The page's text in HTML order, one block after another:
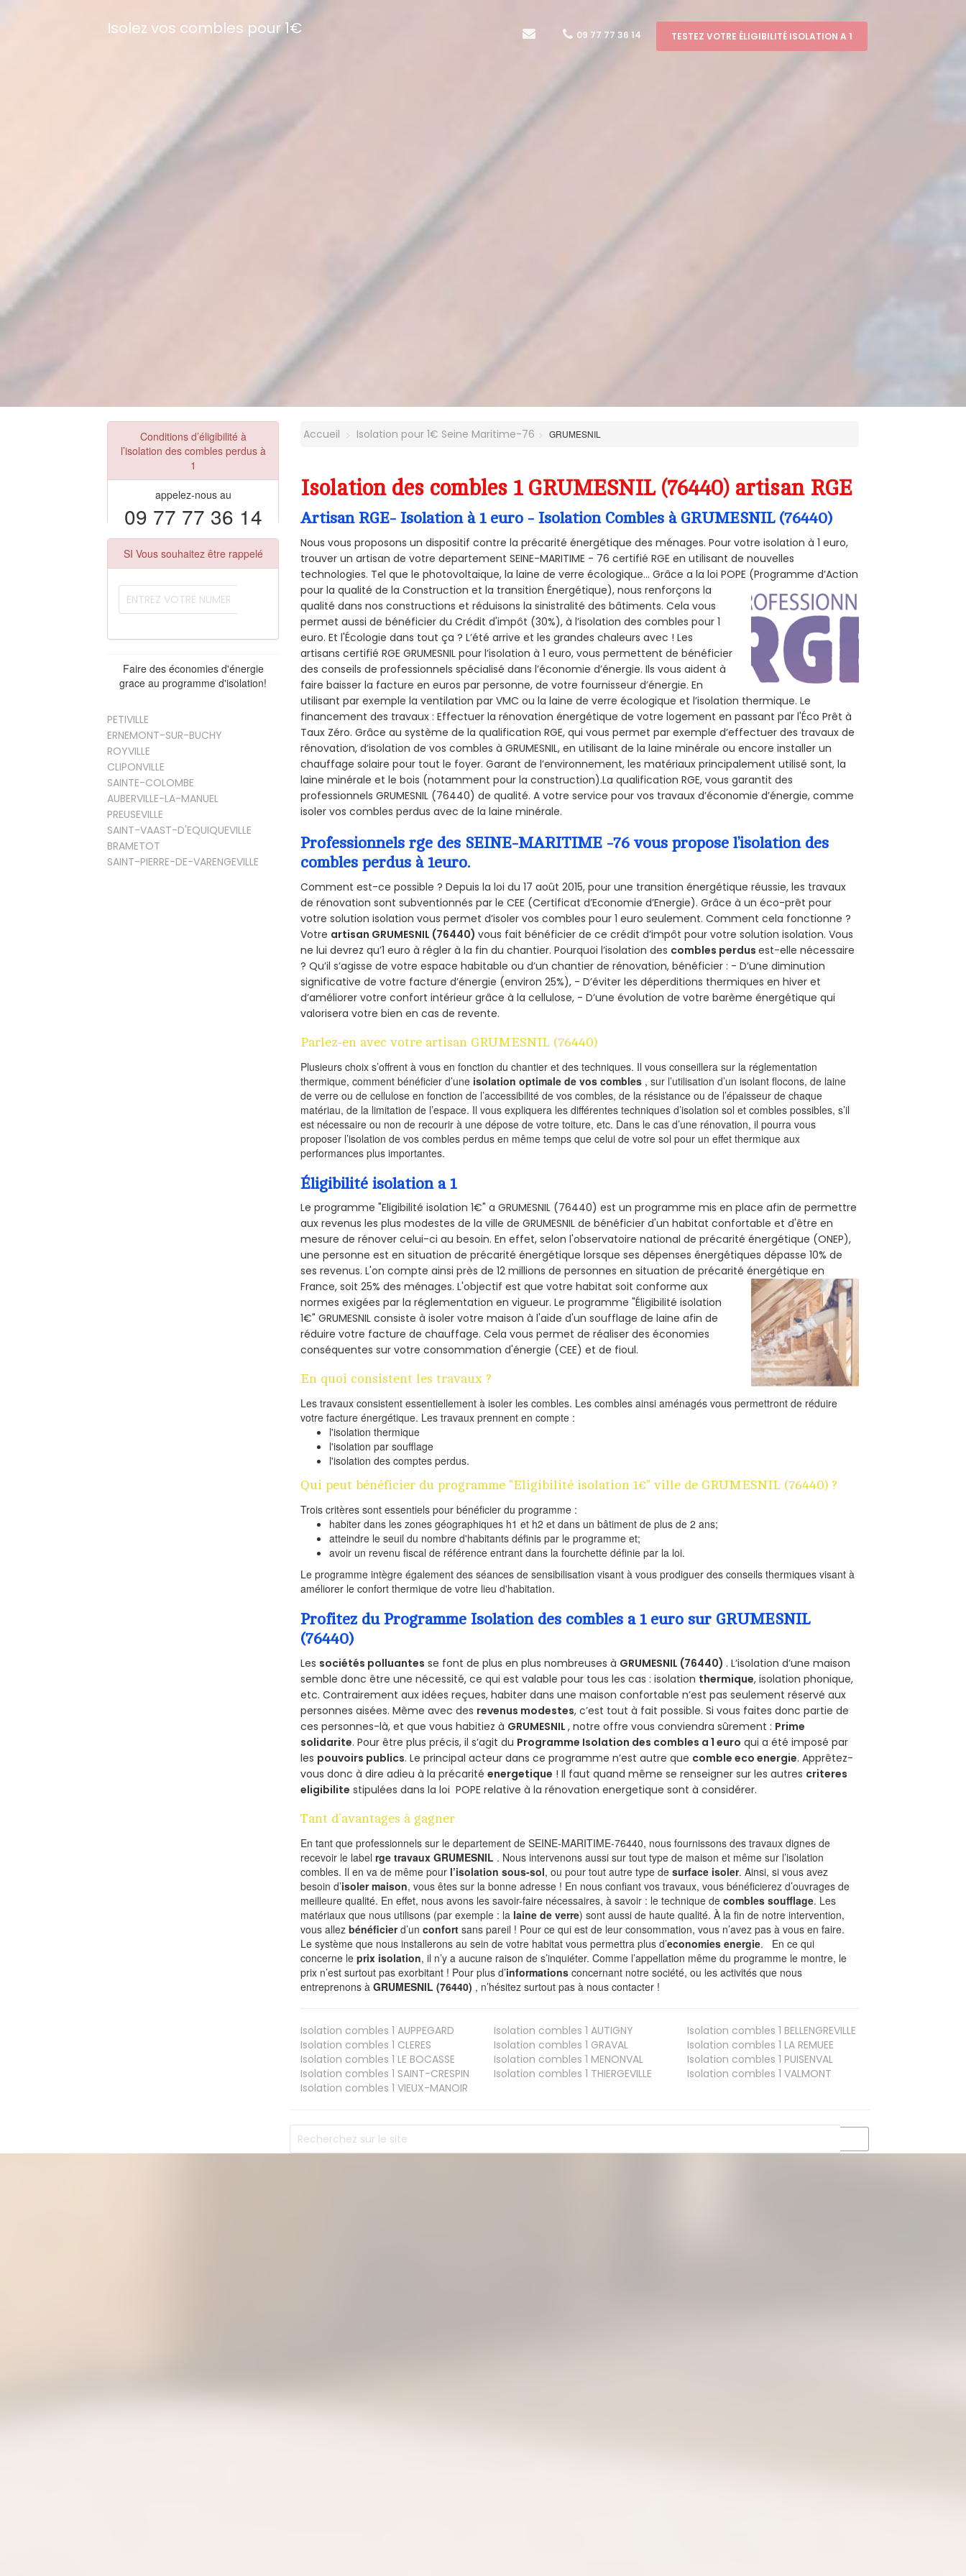
Isolez vos combles pour 1€ 09 77 77 36 14 TESTEZ VOTRE ÉLIGIBILITÉ ISOLATION A 1
Conditions d’éligibilité à
l’isolation des combles perdus à
1
appelez-nous au
09 77 77 36 14
SI Vous souhaitez être rappelé
Faire des économies d'énergie
grace au programme d'isolation!
PETIVILLE
ERNEMONT-SUR-BUCHY
ROYVILLE
CLIPONVILLE
SAINTE-COLOMBE
AUBERVILLE-LA-MANUEL
PREUSEVILLE
SAINT-VAAST-D'EQUIQUEVILLE
BRAMETOT
SAINT-PIERRE-DE-VARENGEVILLE
Accueil Isolation pour 1€ Seine Maritime-76 GRUMESNIL
Isolation des combles 1 GRUMESNIL (76440) artisan RGE
Artisan RGE- Isolation à 1 euro - Isolation Combles à GRUMESNIL (76440)
Nous vous proposons un dispositif contre la précarité énergétique des ménages. Pour votre isolation à 1 euro,
trouver un artisan de votre departement SEINE-MARITIME - 76 certifié RGE en utilisant de nouvelles
technologies. Tel que le photovoltaïque, la laine de verre écologique... Grâce a la loi POPE (Programme d’Action
pour la qualité de la Construction et la transition Énergétique), nous renforçons la
qualité dans nos constructions et réduisons la sinistralité des bâtiments. Cela vous
permet aussi de bénéficier du Crédit d'impôt (30%), à l’isolation des combles pour 1
euro. Et l'Écologie dans tout ça ? L’été arrive et les grandes chaleurs avec ! Les
artisans certifié RGE GRUMESNIL pour l’isolation à 1 euro, vous permettent de bénéficier
des conseils de professionnels spécialisé dans l’économie d’énergie. Ils vous aident à
faire baisser la facture en euros par personne, de votre fournisseur d’énergie. En
utilisant par exemple la ventilation par VMC ou la laine de verre écologique et l’isolation thermique. Le
financement des travaux : Effectuer la rénovation énergétique de votre logement en passant par l'Éco Prêt à
Taux Zéro. Grâce au système de la qualification RGE, qui vous permet par exemple d’effectuer des travaux de
rénovation, d’isolation de vos combles à GRUMESNIL, en utilisant de la laine minérale ou encore installer un
chauffage solaire pour tout le foyer. Garant de l’environnement, les matériaux principalement utilisé sont, la
laine minérale et le bois (notamment pour la construction).La qualification RGE, vous garantit des
professionnels GRUMESNIL (76440) de qualité. A votre service pour vos travaux d’économie d’énergie, comme
isoler vos combles perdus avec de la laine minérale.
Professionnels rge des SEINE-MARITIME -76 vous propose l’isolation des
combles perdus à 1euro.
Comment est-ce possible ? Depuis la loi du 17 août 2015, pour une transition énergétique réussie, les travaux
de rénovation sont subventionnés par le CEE (Certificat d’Economie d’Energie). Grâce à un éco-prêt pour
votre solution isolation vous permet d’isoler vos combles pour 1 euro seulement. Comment cela fonctionne ?
Votre artisan GRUMESNIL (76440)vous fait bénéficier de ce crédit d’impôt pour votre solution isolation. Vous
ne lui devrez qu’1 euro à régler à la fin du chantier. Pourquoi l’isolation des combles perdusest-elle nécessaire
? Qu’il s’agisse de votre espace habitable ou d’un chantier de rénovation, bénéficier : - D’une diminution
significative de votre facture d’énergie (environ 25%), - D’éviter les déperditions thermiques en hiver et
d’améliorer votre confort intérieur grâce à la cellulose, - D’une évolution de votre barème énergétique qui
valorisera votre bien en cas de revente.
Parlez-en avec votre artisan GRUMESNIL (76440)
Plusieurs choix s’offrent à vous en fonction du chantier et des techniques. Il vous conseillera sur la réglementation
thermique, comment bénéficier d’une isolation optimale de vos combles , sur l’utilisation d’un isolant flocons, de laine
de verre ou de cellulose en fonction de l’accessibilité de vos combles, de la résistance ou de l’épaisseur de chaque
matériau, de la limitation de l’espace. Il vous expliquera les différentes techniques d’isolation sol et combles possibles, s’il
est nécessaire ou non de recourir à une dépose de votre toiture, etc. Dans le cas d’une rénovation, il pourra vous
proposer l’isolation de vos combles perdus en même temps que celui de votre sol pour un effet thermique aux
performances plus importantes.
Éligibilité isolation a 1
Le programme "Eligibilité isolation 1€" a GRUMESNIL (76440) est un programme mis en place afin de permettre
aux revenus les plus modestes de la ville de GRUMESNIL de bénéficier d'un habitat confortable et d'être en
mesure de rénover celui-ci au besoin. En effet, selon l'observatoire national de précarité énergétique (ONEP),
une personne est en situation de précarité énergétique lorsque ses dépenses énergétiques dépasse 10% de
ses revenus. L'on compte ainsi près de 12 millions de personnes en situation de précarité énergétique en
France, soit 25% des ménages.L'objectif est que votre habitat soit conforme aux
normes exigées par la réglementation en vigueur. Le programme "Éligibilité isolation
1€" GRUMESNIL consiste à isoler votre maison à l'aide d'un soufflage de laine afin de
réduire votre facture de chauffage. Cela vous permet de réaliser des économies
conséquentes sur votre consommation d'énergie (CEE) et de fioul.
En quoi consistent les travaux ?
Les travaux consistent essentiellement à isoler les combles. Les combles ainsi aménagés vous permettront de réduire
votre facture énergétique. Les travaux prennent en compte :
l'isolation thermique
l'isolation par soufflage
l'isolation des comptes perdus.
Qui peut bénéficier du programme "Eligibilité isolation 1€" ville de GRUMESNIL (76440) ?
Trois critères sont essentiels pour bénéficier du programme :
habiter dans les zones géographiques h1 et h2 et dans un bâtiment de plus de 2 ans;
atteindre le seuil du nombre d'habitants définis par le programme et;
avoir un revenu fiscal de référence entrant dans la fourchette définie par la loi.
Le programme intègre également des séances de sensibilisation visant à vous prodiguer des conseils thermiques visant à
améliorer le confort thermique de votre lieu d'habitation.
Profitez du Programme Isolation des combles a 1 euro sur GRUMESNIL
(76440)
Les sociétés polluantes se font de plus en plus nombreuses à GRUMESNIL (76440) . L’isolation d’une maison
semble donc être une nécessité, ce qui est valable pour tous les cas : isolation thermique, isolation phonique,
etc. Contrairement aux idées reçues, habiter dans une maison confortable n’est pas seulement réservé aux
personnes aisées. Même avec des revenus modestes, c’est tout à fait possible. Si vous faites donc partie de
ces personnes-là, et que vous habitiez à GRUMESNIL, notre offre vous conviendra sûrement : Prime
solidarite. Pour être plus précis, il s’agit du Programme Isolation des combles a 1 euro qui a été imposé par
les pouvoirs publics. Le principal acteur dans ce programme n’est autre que comble eco energie. Apprêtez-
vous donc à dire adieu à la précaritéenergetique ! Il faut quand même se renseigner sur les autres criteres
eligibilite stipulées dans la loi POPE relative à la rénovation energetique sont à considérer.
Tant d’avantages à gagner
En tant que professionnels sur le departement de SEINE-MARITIME-76440, nous fournissons des travaux dignes de
recevoir le labelrge travaux GRUMESNIL . Nous intervenons aussi sur tout type de maison et même sur l’isolation
combles. Il en va de même pour l’isolation sous-sol, ou pour tout autre type desurface isoler. Ainsi, si vous avez
besoin d’isoler maison, vous êtes sur la bonne adresse ! En nous confiant vos travaux, vous bénéficierez d’ouvrages de
meilleure qualité. En effet, nous avons les savoir-faire nécessaires, à savoir : le technique decombles soufflage. Les
matériaux que nous utilisons (par exemple : la laine de verre) sont aussi de haute qualité. À la fin de notre intervention,
vous allezbénéficierd’unconfort sans pareil ! Pour ce qui est de leur consommation, vous n’avez pas à vous en faire.
Le système que nous installerons au sein de votre habitat vous permettra plus d’economies energie. En ce qui
concerne leprix isolation, il n’y a aucune raison de s’inquiéter. Comme l’appellation même du programme le montre, le
prix n’est surtout pas exorbitant ! Pour plus d’informations concernant notre société, ou les activités que nous
entreprenons àGRUMESNIL (76440) , n’hésitez surtout pas à nous contacter !
Isolation combles 1 AUPPEGARD Isolation combles 1 AUTIGNY Isolation combles 1 BELLENGREVILLE
Isolation combles 1 CLERES Isolation combles 1 GRAVAL Isolation combles 1 LA REMUEE
Isolation combles 1 LE BOCASSE Isolation combles 1 MENONVAL Isolation combles 1 PUISENVAL
Isolation combles 1 SAINT-CRESPIN Isolation combles 1 THIERGEVILLE Isolation combles 1 VALMONT
Isolation combles 1 VIEUX-MANOIR